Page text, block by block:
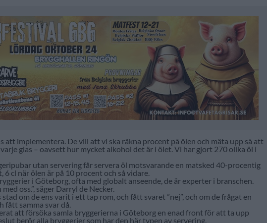
att implementera. De vill att vi ska räkna procent på ölen och mäta upp så att
glas – oavsett hur mycket alkohol det är i ölet. Vi har gjort 270 olika öl i
utan servering får servera öl motsvarande en matsked 40-procentig
6 cl när ölen är på 10 procent och så vidare.
i Göteborg, ofta med globalt anseende, de är experter i branschen.
oss.”, säger Darryl de Necker.
om de ens varit i ett tap rom, och fått svaret ”nej”, och om de frågat en
fått samma svar då.
att försöka samla bryggerierna i Göteborg en enad front för att ta upp
berör alla bryggerier som har den här typen av servering.